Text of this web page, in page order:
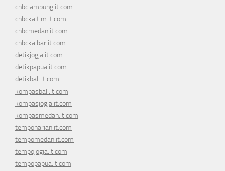
cnbclampung.it.com
cnbckaltim.it.com
cnbcmedan.it.com
cnbckalbar.it.com
detikjogja.it.com
detikpapua.it.com
detikbali.it.com
kompasbali.it.com
kompasjogja.it.com
kompasmedan.it.com
tempoharian.it.com
tempomedan.it.com
tempojogja.it.com
tempopapua.it.com